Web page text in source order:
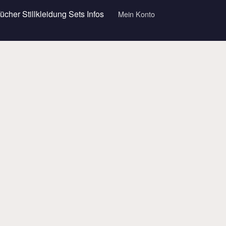
Stillkleidung Sets Infos Mein Konto